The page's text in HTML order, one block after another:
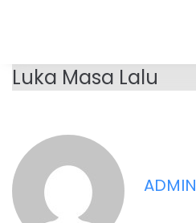
Luka Masa Lalu
ADMIN